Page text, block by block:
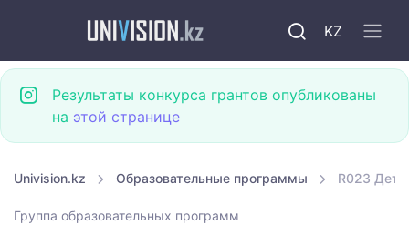
KZ
Результаты конкурса грантов опубликованы
на этой странице
Univision.kz Образовательные программы R023
Группа образовательных программ